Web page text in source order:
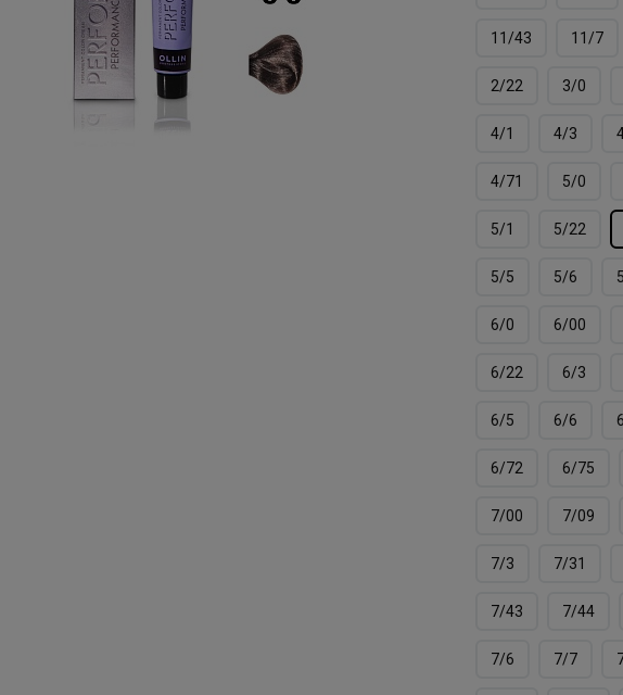
11/43 11/7
2/22 3/0
4/1 4/3
4/71 5/0
5/1 5/22
5/5 5/6
6/0 6/00
6/22 6/3
6/5 6/6
6/72 6/75
7/00 7/09
7/3 7/31
7/43 7/44
7/6 7/7